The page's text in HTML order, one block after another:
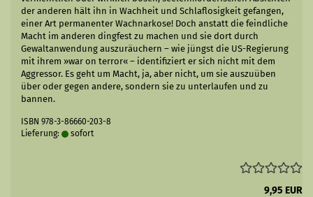
der anderen hält ihn in Wachheit und Schlaflosigkeit gefangen,
einer Art permanenter Wachnarkose! Doch anstatt die feindliche
Macht im anderen dingfest zu machen und sie dort durch
Gewaltanwendung auszuräuchern – wie jüngst die US-Regierung
mit ihrem »war on terror« – identifiziert er sich nicht mit dem
Aggressor. Es geht um Macht, ja, aber nicht, um sie auszuüben
über oder gegen andere, sondern sie zu unterlaufen und zu
bannen.
ISBN 978-3-86660-203-8
Lieferung:
sofort
9,95 EUR